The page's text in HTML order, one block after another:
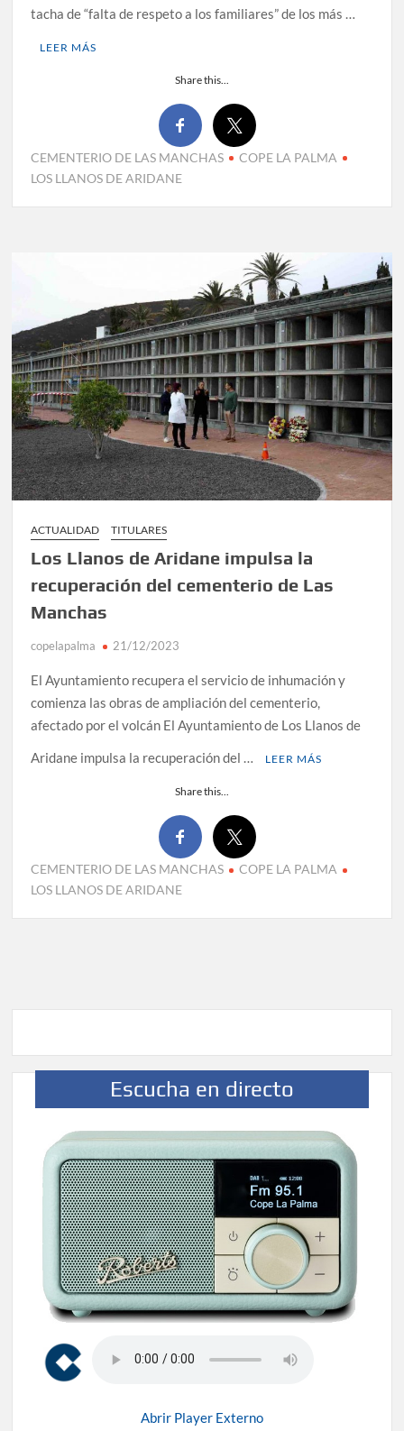
tacha de “falta de respeto a los familiares” de los más …
LEER MÁS
Share this...
CEMENTERIO DE LAS MANCHAS
COPE LA PALMA
LOS LLANOS DE ARIDANE
ACTUALIDAD TITULARES
Los Llanos de Aridane impulsa la
recuperación del cementerio de Las
Manchas
copelapalma 21/12/2023
El Ayuntamiento recupera el servicio de inhumación y
comienza las obras de ampliación del cementerio,
afectado por el volcán El Ayuntamiento de Los Llanos de
Aridane impulsa la recuperación del …
LEER MÁS
Share this...
CEMENTERIO DE LAS MANCHAS
COPE LA PALMA
LOS LLANOS DE ARIDANE
Escucha en directo
Abrir Player Externo